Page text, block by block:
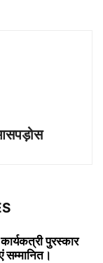
पुरस्कार
सम्मानित।